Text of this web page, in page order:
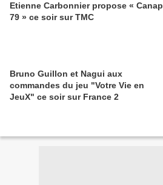
Etienne Carbonnier propose « Canap
79 » ce soir sur TMC
Bruno Guillon et Nagui aux
commandes du jeu "Votre Vie en
JeuX" ce soir sur France 2